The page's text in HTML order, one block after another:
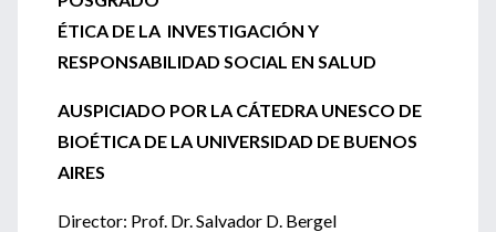
ÉTICA DE LA INVESTIGACIÓN Y
RESPONSABILIDAD SOCIAL EN SALUD
AUSPICIADO POR LA CÁTEDRA UNESCO DE
BIOÉTICA DE LA UNIVERSIDAD DE BUENOS
AIRES
Director: Prof. Dr. Salvador D. Bergel